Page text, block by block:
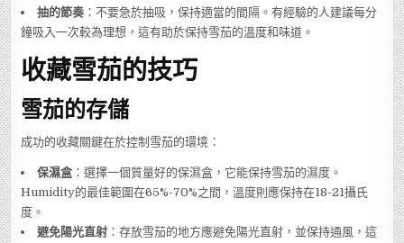
抽的節奏 ：不要急於抽吸，保持適當的間隔。有經驗的人建議每分
鐘吸入一次較為理想，這有助於保持雪茄的溫度和味道。
收藏雪茄的技巧
雪茄的存儲
成功的收藏關鍵在於控制雪茄的環境：
保濕盒 ：選擇一個質量好的保濕盒，它能保持雪茄的濕度。
Humidity的最佳範圍在65%-70%之間，溫度則應保持在18-21攝氏
度。
避免陽光直射 ：存放雪茄的地方應避免陽光直射，並保持通風，這